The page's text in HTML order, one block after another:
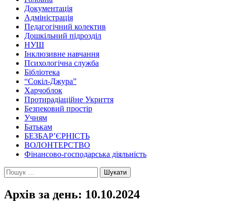
Документація
Адміністрація
Педагогічний колектив
Дошкільний підрозділ
НУШ
Інклюзивне навчання
Психологічна служба
Бібліотека
“Сокіл-Джура”
Харчоблок
Протирадіаційне Укриття
Безпековий простір
Учням
Батькам
БЕЗБАР’ЄРНІСТЬ
ВОЛОНТЕРСТВО
Фінансово-господарська діяльність
Пошук:
Архів за день: 10.10.2024